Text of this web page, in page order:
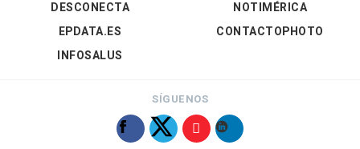
DESCONECTA
EPDATA.ES
INFOSALUS
NOTIMÉRICA
CONTACTOPHOTO
SÍGUENOS